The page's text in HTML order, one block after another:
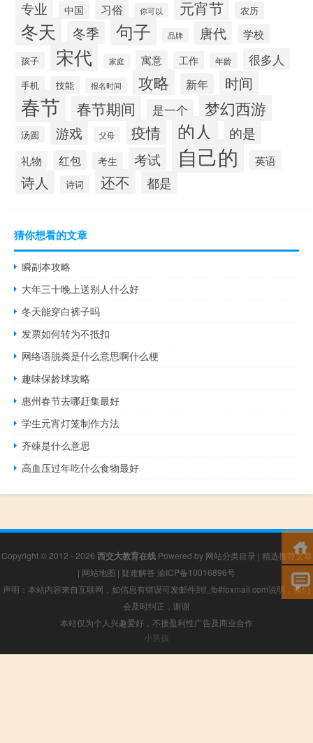
专业 中国 习俗 你可以 元宵节 农历
冬天 冬季 句子 品牌 唐代 学校
孩子 宋代 家庭 寓意 工作 年龄 很多人
手机 技能 报名时间 攻略 新年 时间
春节 春节期间 是一个 梦幻西游
汤圆 游戏 父母 疫情 的人 的是
礼物 红包 考生 考试 自己的 英语
诗人 诗词 还不 都是
猜你想看的文章
瞬副本攻略
大年三十晚上送别人什么好
冬天能穿白裤子吗
发票如何转为不抵扣
网络语脱粪是什么意思啊什么梗
趣味保龄球攻略
惠州春节去哪赶集最好
学生元宵灯笼制作方法
齐竦是什么意思
高血压过年吃什么食物最好
Copyright © 2012 - 2026 西交大教育在线Powered by 网站分类目录 | 精选推荐文章
| 网站地图 | 疑难解答 渝ICP备10016896号
声明：本站内容来自互联网，如信息有错误可发邮件到f_fb#foxmail.com说明，我们
会及时纠正，谢谢
本站仅为个人兴趣爱好，不接盈利性广告及商业合作
小男孩